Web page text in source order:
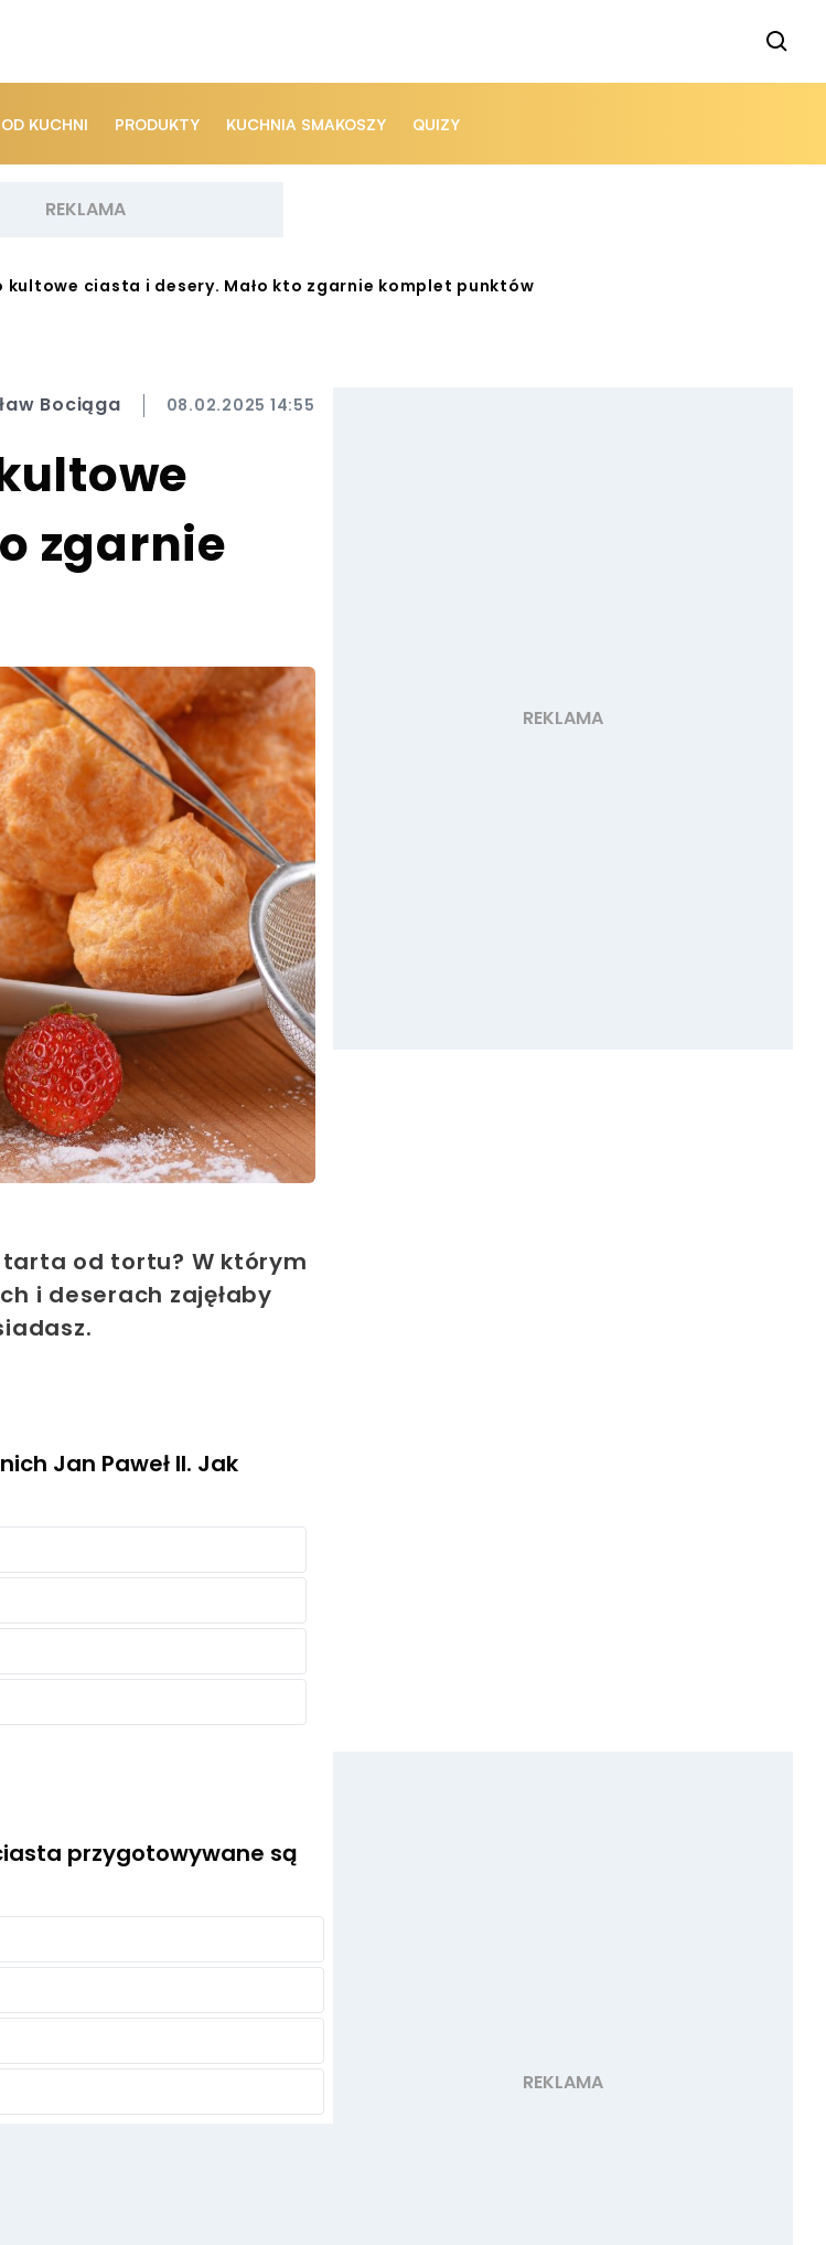
KUCHNI PRODUKTY KUCHNIA SMAKOSZY QUIZY
kultowe ciasta i desery. Mało kto zgarnie komplet punktów
Bociąga 08.02.2025 14:55
zgarnie
tarta od tortu? W którym
i deserach zajęłaby
Jan Paweł II. Jak
przygotowywane są